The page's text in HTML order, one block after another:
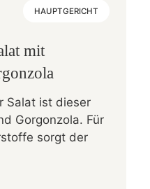
HAUPTGERICHT
mit
Salat ist dieser
Gorgonzola. Für
sorgt der